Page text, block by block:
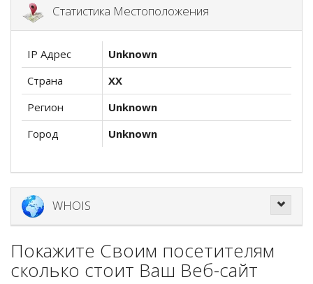
Статистика Местоположения
IP Адрес
Unknown
Страна
XX
Регион
Unknown
Город
Unknown
WHOIS
Покажите Своим посетителям
сколько стоит Ваш Веб-сайт